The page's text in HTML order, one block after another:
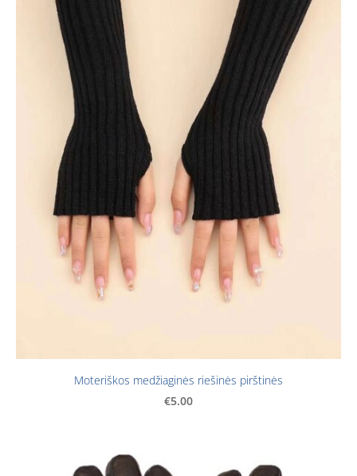
Moteriškos medžiaginės riešinės pirštinės
€5.00